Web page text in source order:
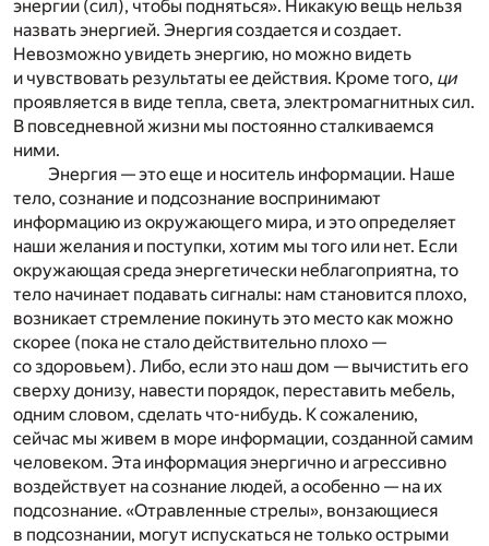
энергии (сил), чтобы подняться». Никакую вещь нельзя
назвать энергией. Энергия создается и создает.
Невозможно увидеть энергию, но можно видеть
и чувствовать результаты ее действия. Кроме того, ци
проявляется в виде тепла, света, электромагнитных сил.
В повседневной жизни мы постоянно сталкиваемся
ними.
Энергия — это еще и носитель информации. Наше
тело, сознание и подсознание воспринимают
информацию из окружающего мира, и это определяет
наши желания и поступки, хотим мы того или нет. Если
окружающая среда энергетически неблагоприятна, то
тело начинает подавать сигналы: нам становится плохо,
возникает стремление покинуть это место как можно
скорее (пока не стало действительно плохо —
со здоровьем). Либо, если это наш дом — вычистить его
сверху донизу, навести порядок, переставить мебель,
одним словом, сделать что-нибудь. К сожалению,
сейчас мы живем в море информации, созданной самим
человеком. Эта информация энергично и агрессивно
воздействует на сознание людей, а особенно — на их
подсознание. «Отравленные стрелы», вонзающиеся
в подсознании, могут испускаться не только острыми